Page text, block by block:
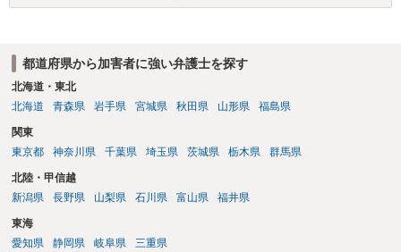
り調べ内容を録音することは必須だと考えます。
都道府県から加害者に強い弁護士を探す
北海道・東北
北海道
青森県 岩手県 宮城県 秋田県 山形県 福島県
関東
東京都
神奈川県 千葉県 埼玉県 茨城県 栃木県 群馬県
北陸・甲信越
新潟県
長野県 山梨県 石川県 富山県 福井県
東海
愛知県
静岡県 岐阜県 三重県